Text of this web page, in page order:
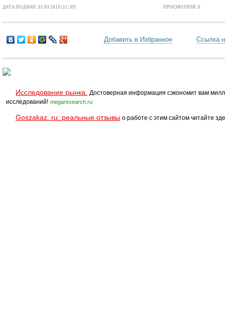
ДАТА ПОДАЧИ: 01.03.2019 (11:39) ПРОСМОТРОВ: 0
Добавить в Избранное Ссылка
Исследование рынка.
Достоверная информация сэкономит вам
исследований! megaresearch.ru
Goszakaz. ru: реальные отзывы о работе с этим сайтом читайте